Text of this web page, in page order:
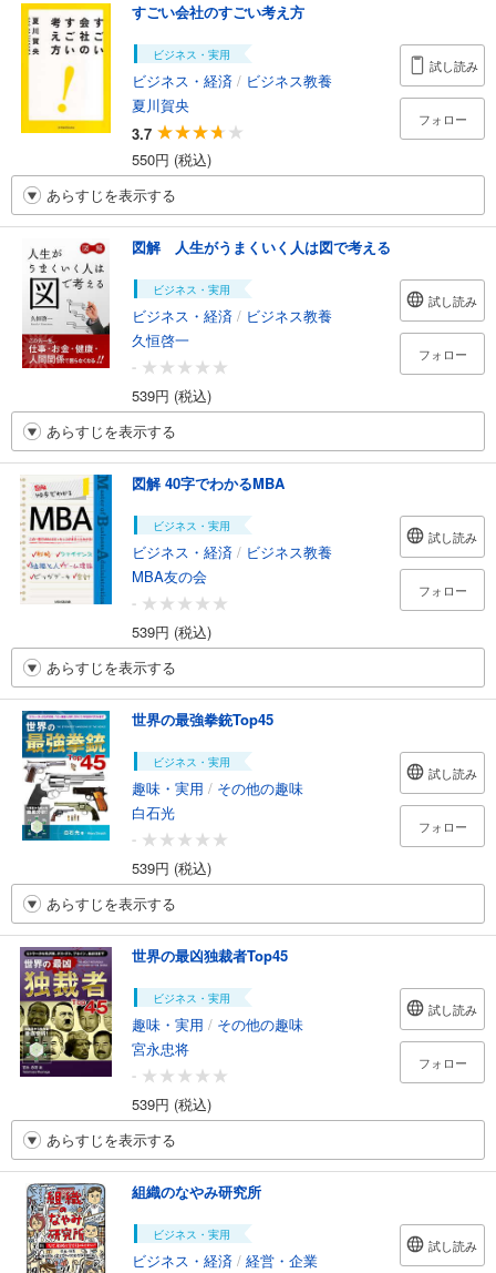
すごい会社のすごい考え方
ビジネス・実用
ビジネス・経済 / ビジネス教養
夏川賀央
3.7
550円 (税込)
試し読み
フォロー
あらすじを表示する
図解 人生がうまくいく人は図で考える
ビジネス・実用
ビジネス・経済 / ビジネス教養
久恒啓一
-
539円 (税込)
試し読み
フォロー
あらすじを表示する
図解 40字でわかるMBA
ビジネス・実用
ビジネス・経済 / ビジネス教養
MBA友の会
-
539円 (税込)
試し読み
フォロー
あらすじを表示する
世界の最強拳銃Top45
ビジネス・実用
趣味・実用 / その他の趣味
白石光
-
539円 (税込)
試し読み
フォロー
あらすじを表示する
世界の最凶独裁者Top45
ビジネス・実用
趣味・実用 / その他の趣味
宮永忠将
-
539円 (税込)
試し読み
フォロー
あらすじを表示する
組織のなやみ研究所
ビジネス・実用
ビジネス・経済 / 経営・企業
試し読み